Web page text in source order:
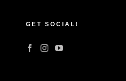
GET SOCIAL!